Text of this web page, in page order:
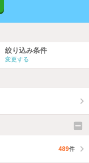
絞り込み条件
変更する
489件